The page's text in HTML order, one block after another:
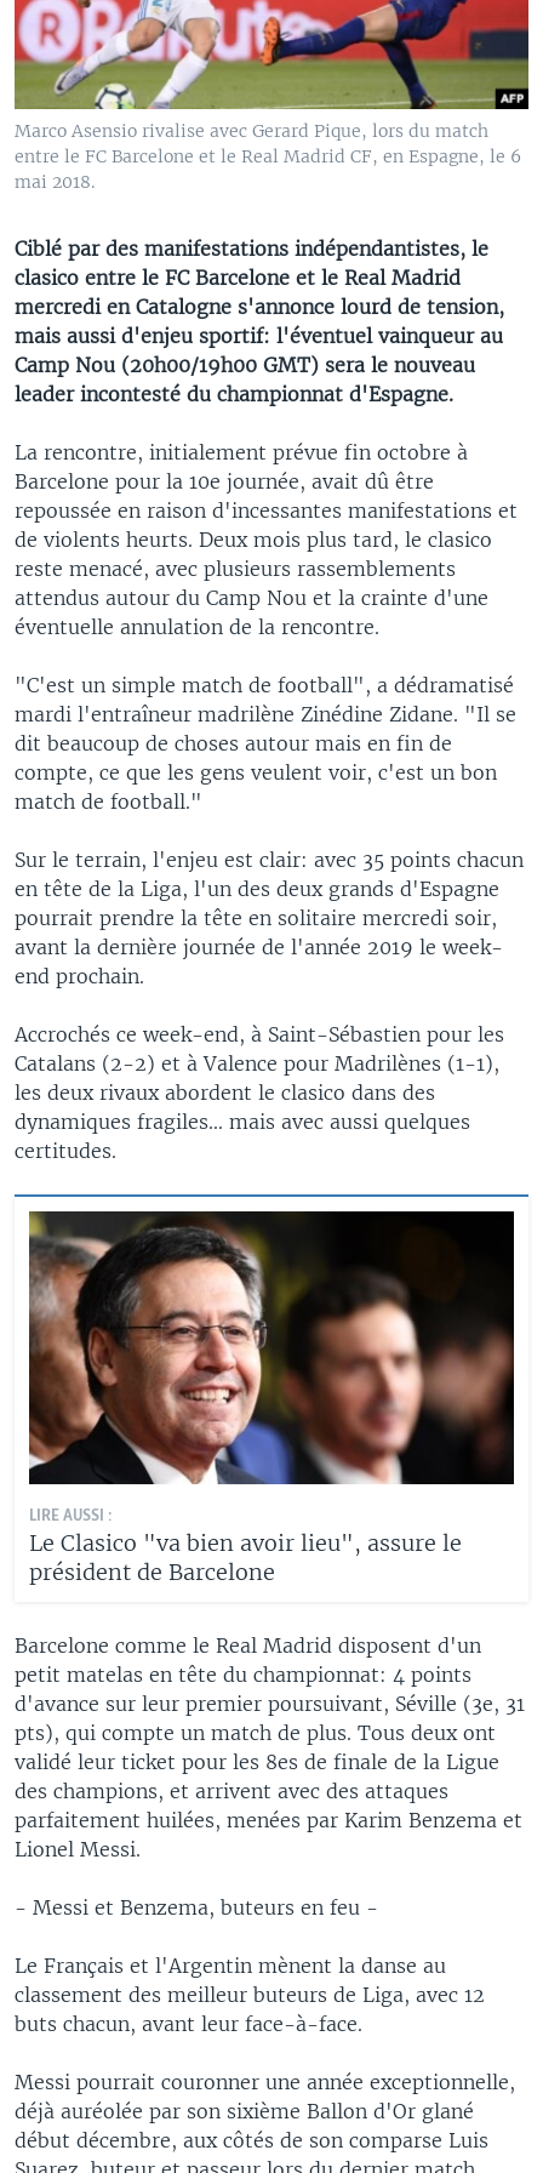
Marco Asensio rivalise avec Gerard Pique, lors du match
entre le FC Barcelone et le Real Madrid CF, en Espagne, le 6
mai 2018.
Ciblé par des manifestations indépendantistes, le
clasico entre le FC Barcelone et le Real Madrid
mercredi en Catalogne s'annonce lourd de tension,
mais aussi d'enjeu sportif: l'éventuel vainqueur au
Camp Nou (20h00/19h00 GMT) sera le nouveau
leader incontesté du championnat d'Espagne.
La rencontre, initialement prévue fin octobre à
Barcelone pour la 10e journée, avait dû être
repoussée en raison d'incessantes manifestations et
de violents heurts. Deux mois plus tard, le clasico
reste menacé, avec plusieurs rassemblements
attendus autour du Camp Nou et la crainte d'une
éventuelle annulation de la rencontre.
"C'est un simple match de football", a dédramatisé
mardi l'entraîneur madrilène Zinédine Zidane. "Il se
dit beaucoup de choses autour mais en fin de
compte, ce que les gens veulent voir, c'est un bon
match de football."
Sur le terrain, l'enjeu est clair: avec 35 points chacun
en tête de la Liga, l'un des deux grands d'Espagne
pourrait prendre la tête en solitaire mercredi soir,
avant la dernière journée de l'année 2019 le week-
end prochain.
Accrochés ce week-end, à Saint-Sébastien pour les
Catalans (2-2) et à Valence pour Madrilènes (1-1),
les deux rivaux abordent le clasico dans des
dynamiques fragiles... mais avec aussi quelques
certitudes.
LIRE AUSSI :
Le Clasico "va bien avoir lieu", assure le
président de Barcelone
Barcelone comme le Real Madrid disposent d'un
petit matelas en tête du championnat: 4 points
d'avance sur leur premier poursuivant, Séville (3e, 31
pts), qui compte un match de plus. Tous deux ont
validé leur ticket pour les 8es de finale de la Ligue
des champions, et arrivent avec des attaques
parfaitement huilées, menées par Karim Benzema et
Lionel Messi.
- Messi et Benzema, buteurs en feu -
Le Français et l'Argentin mènent la danse au
classement des meilleur buteurs de Liga, avec 12
buts chacun, avant leur face-à-face.
Messi pourrait couronner une année exceptionnelle,
déjà auréolée par son sixième Ballon d'Or glané
début décembre, aux côtés de son comparse Luis